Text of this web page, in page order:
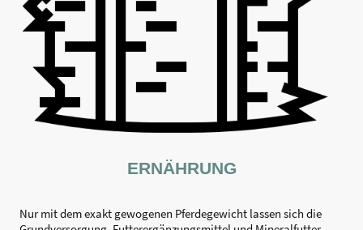
ERNÄHRUNG
Nur mit dem exakt gewogenen Pferdegewicht lassen sich die